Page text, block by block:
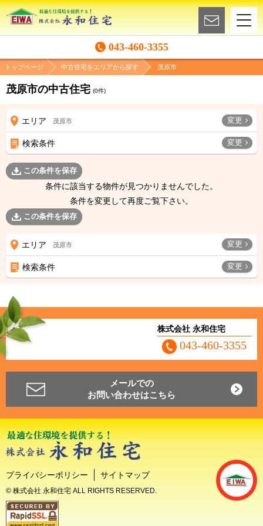
043-460-3355
トップページ 中古住宅をエリアから探す 茂原市
茂原市の中古住宅 (0件)
エリア 茂原市 変更
検索条件 変更
この条件を保存
条件に該当する物件が見つかりませんでした。
条件を変更して再度ご覧下さい。
この条件を保存
エリア 茂原市 変更
検索条件 変更
株式会社 永和住宅
043-460-3355
メールでの
お問い合わせはこちら
プライバシーポリシー サイトマップ
© 株式会社 永和住宅 ALL RIGHTS RESERVED.